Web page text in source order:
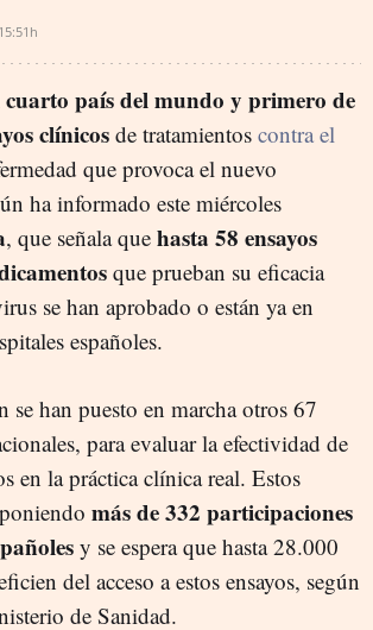
15:51h
cuarto país del mundo y primero de
clínicos de tratamientos contra el
que provoca el nuevo
ha informado este miércoles
, que señala que hasta 58 ensayos
que prueban su eficacia
se han aprobado o están ya en
españoles.
se han puesto en marcha otros 67
para evaluar la efectividad de
en la práctica clínica real. Estos
más de 332 participaciones
y se espera que hasta 28.000
del acceso a estos ensayos, según
de Sanidad.